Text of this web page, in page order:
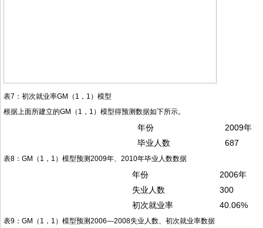
表7：初次就业率GM（1，1）模型
根据上面所建立的GM（1，1）模型得预测数据如下所示。
年份
2009年
毕业人数
687
表8：GM（1，1）模型预测2009年、2010年毕业人数数据
年份
2006年
失业人数
300
初次就业率
40.06%
表9：GM（1，1）模型预测2006—2008失业人数、初次就业率数据